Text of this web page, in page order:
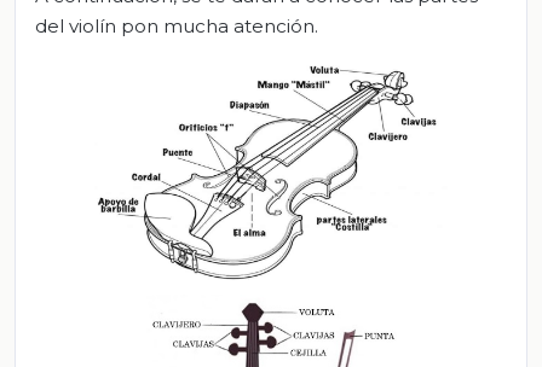
del violín pon mucha atención.